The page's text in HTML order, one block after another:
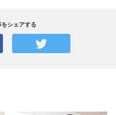
をシェアする